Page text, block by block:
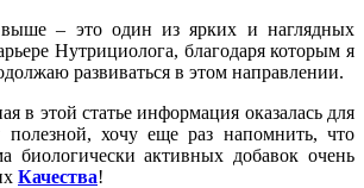
– это один из ярких и наглядных
Нутрициолога, благодаря которым я
развиваться в этом направлении.
в этой статье информация оказалась для
полезной, хочу еще раз напомнить, что
биологически активных добавок очень
Качества!